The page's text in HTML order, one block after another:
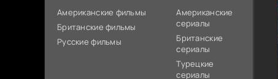
Американские фильмы
Британские фильмы
Русские фильмы
Американские
сериалы
Британские
сериалы
Турецкие
сериалы